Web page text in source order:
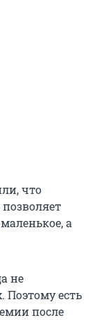
что
а
не
Поэтому есть
после